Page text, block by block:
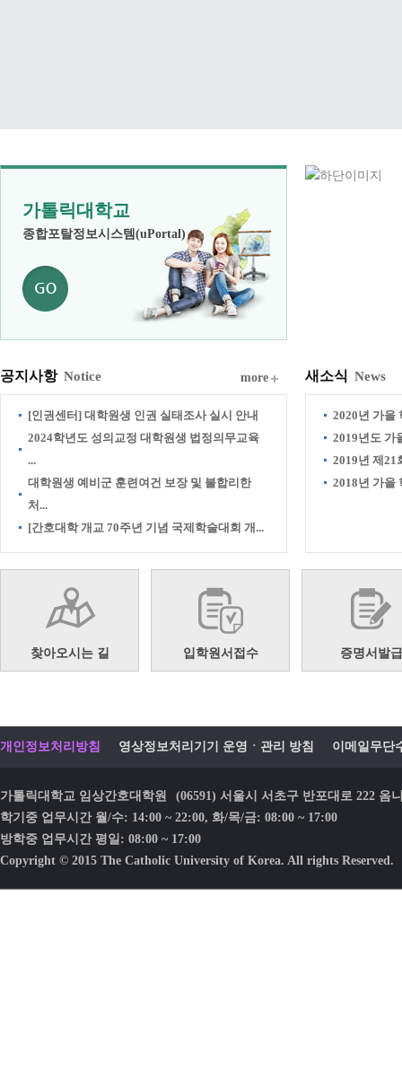
가톨릭대학교
종합포탈정보시스템(uPortal)
공지사항 Notice
[인권센터] 대학원생 인권 실태조사 실시 안내
2024학년도 성의교정 대학원생 법정의무교육
...
대학원생 예비군 훈련여건 보장 및 불합리한
처...
[간호대학 개교 70주년 기념 국제학술대회 개...
more 새소식 News
2020년 가을
2019년도 가
2019년 제21
2018년 가을
찾아오시는 길 입학원서접수 증명서발급
개인정보처리방침 영상정보처리기기 운영ㆍ관리 방침 이메일무단
가톨릭대학교 임상간호대학원
(06591) 서울시 서초구 반포대로 222
학기중 업무시간 월/수: 14:00 ~ 22:00, 화/목/금: 08:00 ~ 17:00
방학중 업무시간 평일: 08:00 ~ 17:00
Copyright © 2015 The Catholic University of Korea. All rights Reserved.